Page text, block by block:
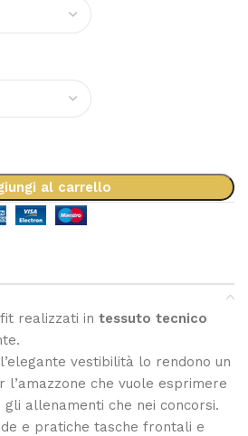
al carrello
realizzati in tessuto tecnico
vestibilità lo rendono un
l’amazzone che vuole esprimere
allenamenti che nei concorsi.
e pratiche tasche frontali e